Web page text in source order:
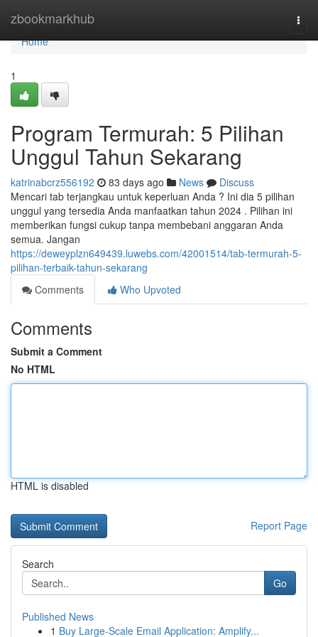
zbookmarkhub
Home
Home
1
Program Termurah: 5 Pilihan
Unggul Tahun Sekarang
katrinabcrz556192 83 days ago News
Discuss
Mencari tab terjangkau untuk keperluan Anda ? Ini dia 5 pilihan
unggul yang tersedia Anda manfaatkan tahun 2024 . Pilihan ini
memberikan fungsi cukup tanpa membebani anggaran Anda
semua. Jangan
https://deweyplzn649439.luwebs.com/42001514/tab-termurah-5-
pilihan-terbaik-tahun-sekarang
Comments
Who Upvoted
Comments
Submit a Comment
No HTML
HTML is disabled
Report Page
Search
Go
Published News
1 Buy Large-Scale Email Application: Amplify...